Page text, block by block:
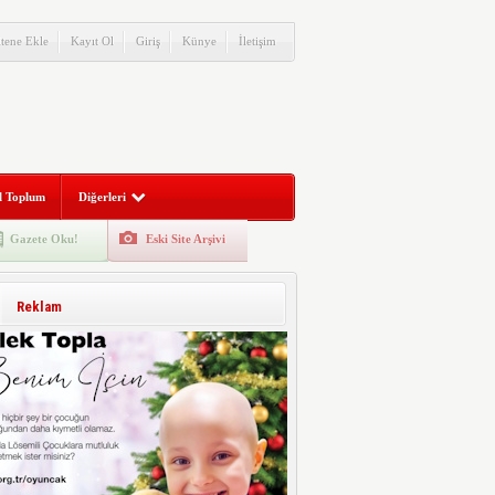
Ekle Kayıt Ol Giriş Künye İletişim
Toplum Diğerleri
Gazete Oku! Eski Site Arşivi
Reklam